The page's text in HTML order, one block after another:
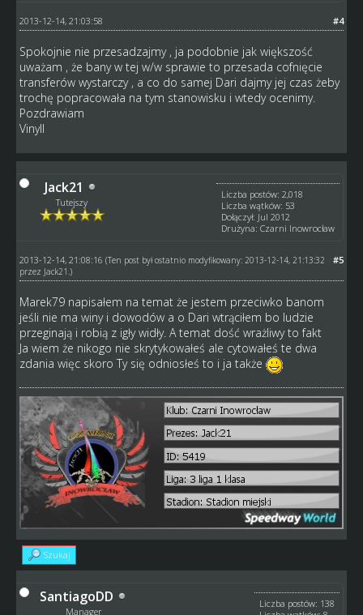
#4
2013-12-14, 21:03:58
Spokojnie nie przesadzajmy , ja podobnie jak większość
uważam , że bany w tej w/w sprawie to przesada cofnięcie
transferów wystarczy , a co do samej Dari dajmy jej czas żeby
trochę popracowała na tym stanowisku i wtedy ocenimy.
Pozdrawiam
Vinyll
Jack21
Tutejszy
Liczba postów: 2,018
Liczba wątków: 53
Dołączył: Jul 2012
Drużyna: Czarni Inowrocław
#5
2013-12-14, 21:08:16 (Ten post był ostatnio modyfikowany: 2013-12-14, 21:13:32
przez Jack21 .)
Marek79 napisałem na temat że jestem przeciwko banom
jeśli nie ma winy i dowodów a o Dari wtrąciłem bo ludzie
przeginają i robią z igły widły. A temat dość wrażliwy to fakt
Ja wiem że nikogo nie skrytykowałeś ale cytowałeś te dwa
zdania więc skoro Ty się odniosłeś to i ja także
Szukaj
SantiagoDD
Manager
Liczba postów: 138